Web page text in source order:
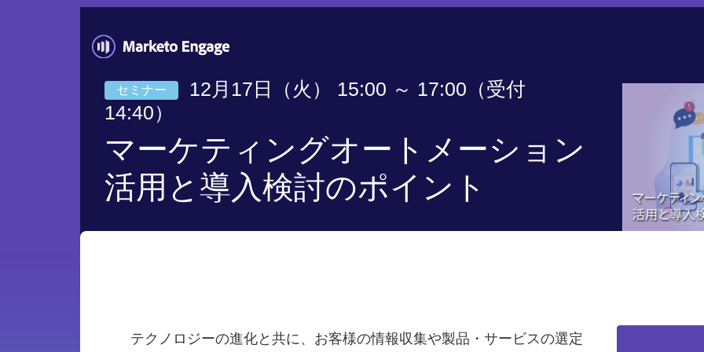
セミナー
12月17日（火） 15:00 ～ 17:00（受付
14:40）
マーケティングオートメーション
活用と導入検討のポイント
テクノロジーの進化と共に、お客様の情報収集や製品・サービスの選定